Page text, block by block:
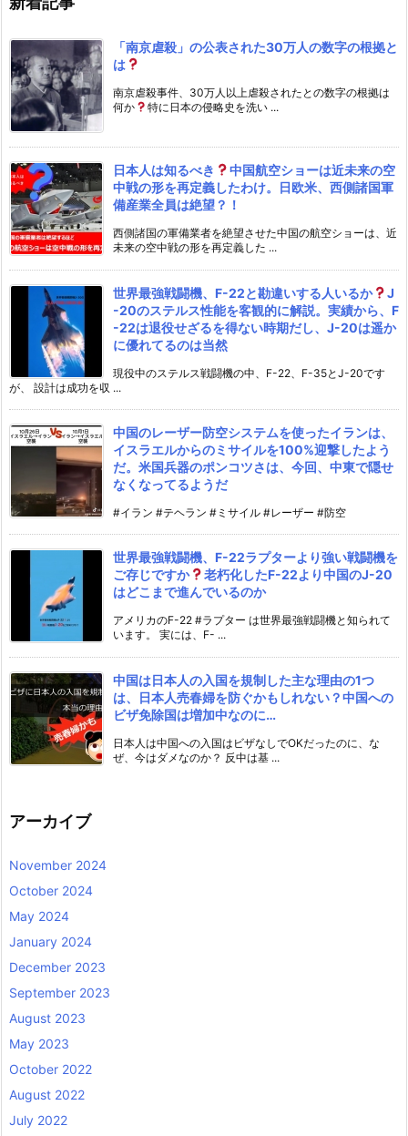
「南京虐殺」の公表された30万人の数字の根拠と
は
南京虐殺事件、30万人以上虐殺されたとの数字の根拠は
何か
特に日本の侵略史を洗い ...
日本人は知るべき
中国航空ショーは近未来の空
中戦の形を再定義したわけ。日欧米、西側諸国軍
備産業全員は絶望？！
西側諸国の軍備業者を絶望させた中国の航空ショーは、近
未来の空中戦の形を再定義した ...
世界最強戦闘機、F-22と勘違いする人いるか
J
-20のステルス性能を客観的に解説。実績から、F
-22は退役せざるを得ない時期だし、J-20は遥か
に優れてるのは当然
現役中のステルス戦闘機の中、F-22、F-35とJ-20です
が、 設計は成功を収 ...
中国のレーザー防空システムを使ったイランは、
イスラエルからのミサイルを100%迎撃したよう
だ。米国兵器のポンコツさは、今回、中東で隠せ
なくなってるようだ
#イラン #テヘラン #ミサイル #レーザー #防空
世界最強戦闘機、F-22ラプターより強い戦闘機を
ご存じですか
老朽化したF-22より中国のJ-20
はどこまで進んでいるのか
アメリカのF-22 #ラプター は世界最強戦闘機と知られて
います。 実には、F- ...
中国は日本人の入国を規制した主な理由の1つ
は、日本人売春婦を防ぐかもしれない？中国への
ビザ免除国は増加中なのに…
日本人は中国への入国はビザなしでOKだったのに、な
ぜ、今はダメなのか？ 反中は基 ...
アーカイブ
November 2024
October 2024
May 2024
January 2024
December 2023
September 2023
August 2023
May 2023
October 2022
August 2022
July 2022